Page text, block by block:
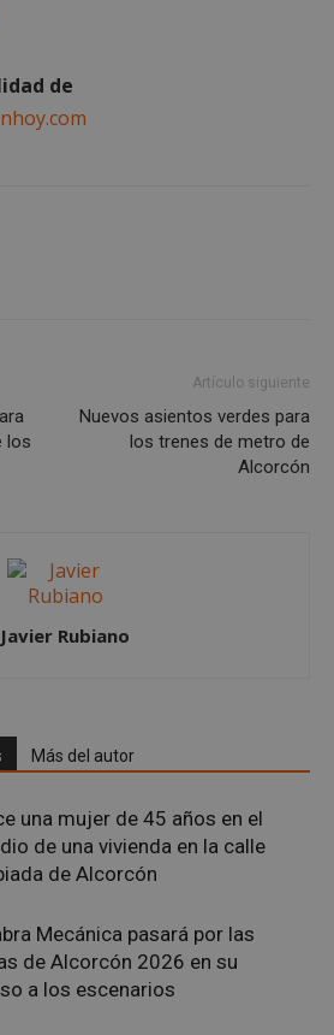
de
los
Artículo siguiente
Nuevos asientos verdes para
los trenes de metro de
Alcorcón
Javier Rubiano
Más del autor
una mujer de 45 años en el
de una vivienda en la calle
de Alcorcón
Mecánica pasará por las
de Alcorcón 2026 en su
a los escenarios
de rendimiento
de funcionalidad
no clasificadas
Amazon.com
Inc.
embed.bsky.app